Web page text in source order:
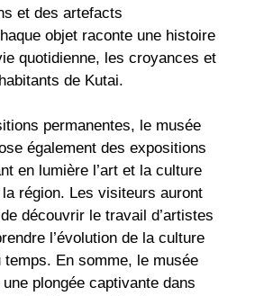
et des artefacts
objet raconte une histoire
quotidienne, les croyances et
de Kutai.
permanentes, le musée
également des expositions
en lumière l’art et la culture
région. Les visiteurs auront
découvrir le travail d’artistes
l’évolution de la culture
temps. En somme, le musée
plongée captivante dans